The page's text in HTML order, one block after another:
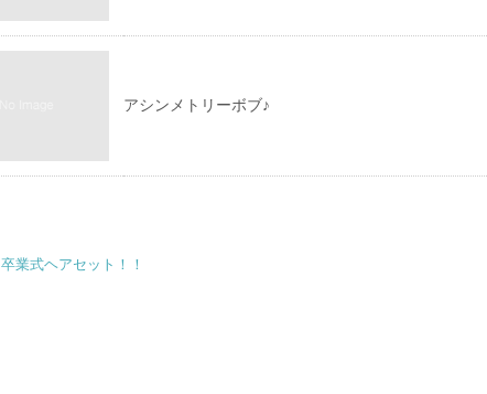
アシンメトリーボブ♪
卒業式ヘアセット！！